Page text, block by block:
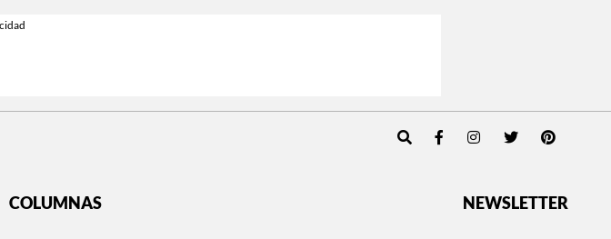
COLUMNAS NEWSLETTER